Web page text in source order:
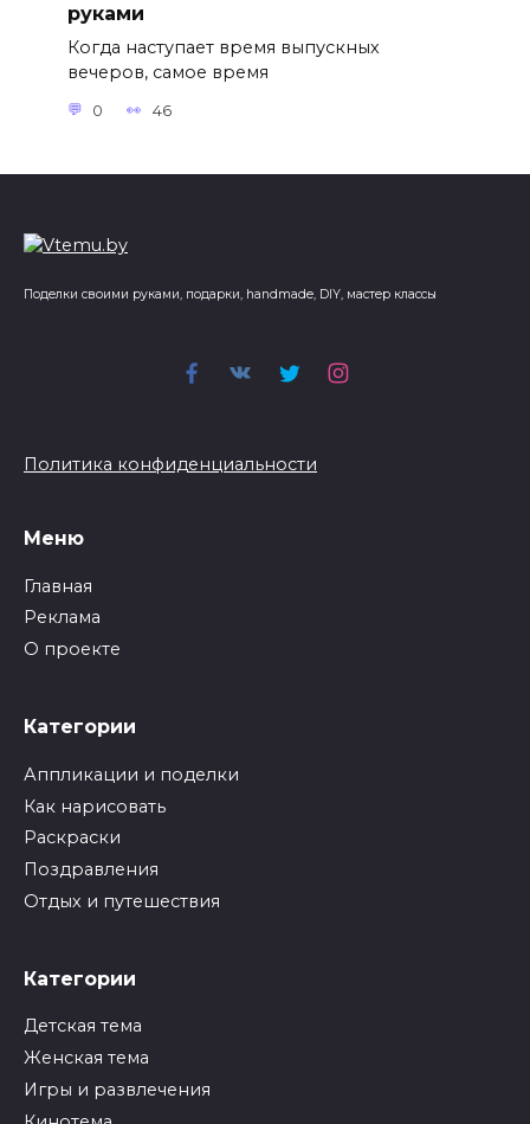
руками
Когда наступает время выпускных
вечеров, самое время
0 46
Поделки своими руками, подарки, handmade, DIY, мастер классы
Политика конфиденциальности
Меню
Главная
Реклама
О проекте
Категории
Аппликации и поделки
Как нарисовать
Раскраски
Поздравления
Отдых и путешествия
Категории
Детская тема
Женская тема
Игры и развлечения